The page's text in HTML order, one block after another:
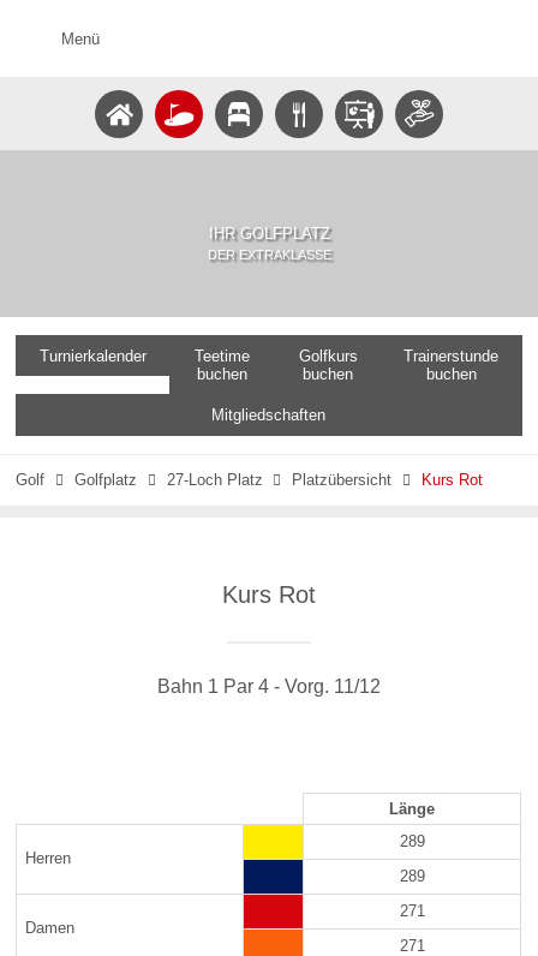
Menü
IHR GOLFPLATZ
DER EXTRAKLASSE
Turnierkalender
Teetime
buchen
Golfkurs
buchen
Trainerstunde
buchen
Mitgliedschaften
Golf  Golfplatz  27-Loch Platz  Platzübersicht  Kurs Rot
Kurs Rot
Bahn 1 Par 4 - Vorg. 11/12
Länge
Herren
289
289
Damen
271
271